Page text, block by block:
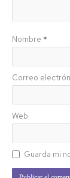
Nombre *
Correo
Web
Guarda mi